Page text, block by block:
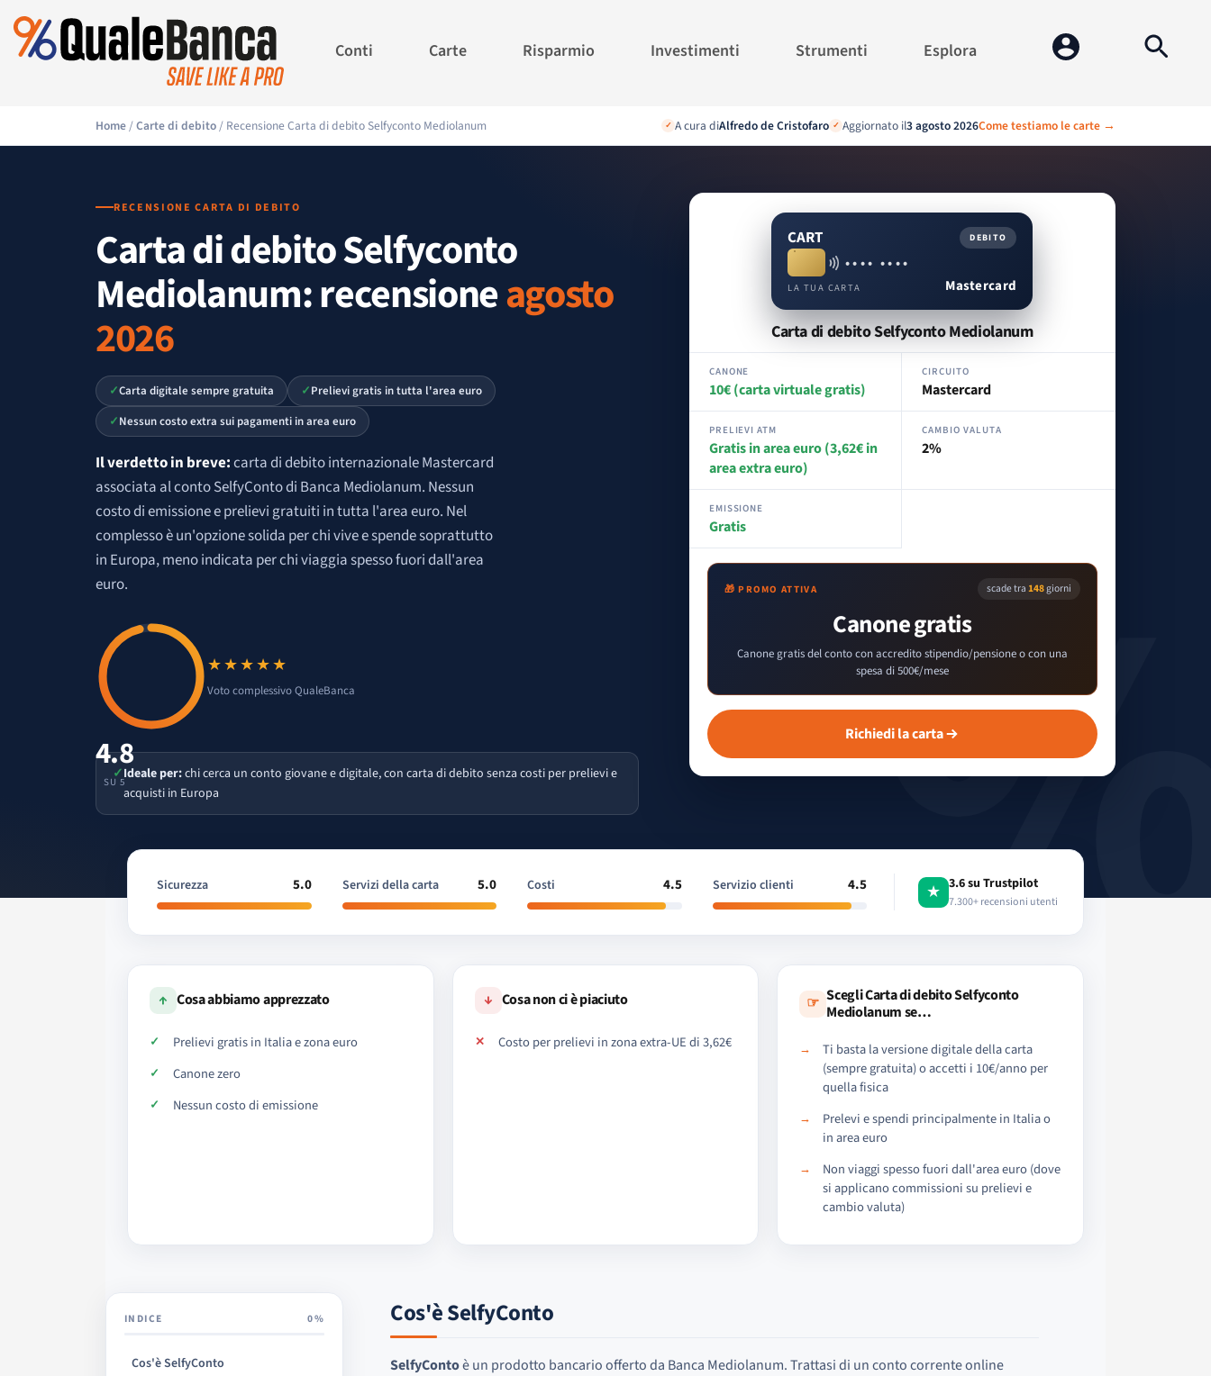
Conti Carte Risparmio Investimenti Strumenti Esplora
Home/Carte di debito/ Recensione Carta di debito Selfyconto Mediolanum ✓ A cura diAlfredo de Cristofaro ✓ Aggiornato il3 agosto 2026Come testiamo le carte →
RECENSIONE CARTA DI DEBITO
Carta di debito Selfyconto
Mediolanum: recensioneagosto
2026
Carta digitale sempre gratuita
Prelievi gratis in tutta l'area euro
Nessun costo extra sui pagamenti in area euro
Il verdetto in breve:carta di debito internazionale Mastercard
associata al conto SelfyConto di Banca Mediolanum. Nessun
costo di emissione e prelievi gratuiti in tutta l'area euro. Nel
complesso è un'opzione solida per chi vive e spende soprattutto
in Europa, meno indicata per chi viaggia spesso fuori dall'area
euro.
4.8
SU 5
★★★★★
Voto 4.8 su 5
Voto complessivo QualeBanca
✓Ideale per:chi cerca un conto giovane e digitale, con carta di debito senza costi per prelievi e
acquisti in Europa
CART DEBITO
•••• ••••
LA TUA CARTA Mastercard
Carta di debito Selfyconto Mediolanum
CANONE
10€ (carta virtuale gratis)
CIRCUITO
Mastercard
PRELIEVI ATM
Gratis in area euro (3,62€ in
area extra euro)
CAMBIO VALUTA
2%
EMISSIONE
Gratis
🎁 PROMO ATTIVA scade tra148giorni
Canone gratis
Canone gratis del conto con accredito stipendio/pensione o con una
spesa di 500€/mese
Richiedi la carta
Sicurezza 5.0 Servizi della carta 5.0 Costi 4.5 Servizio clienti 4.5 ★ 3.6 su Trustpilot
7.300+ recensioni utenti
↑ Cosa abbiamo apprezzato
Prelievi gratis in Italia e zona euro
Canone zero
Nessun costo di emissione
↓ Cosa non ci è piaciuto
Costo per prelievi in zona extra-UE di 3,62€
☞ Scegli Carta di debito Selfyconto
Mediolanum se…
Ti basta la versione digitale della carta
(sempre gratuita) o accetti i 10€/anno per
quella fisica
Prelevi e spendi principalmente in Italia o
in area euro
Non viaggi spesso fuori dall'area euro (dove
si applicano commissioni su prelievi e
cambio valuta)
INDICE 0%
Cos'è SelfyConto
Cos'è SelfyConto
SelfyContoè un prodotto bancario offerto da Banca Mediolanum. Trattasi di un conto corrente online